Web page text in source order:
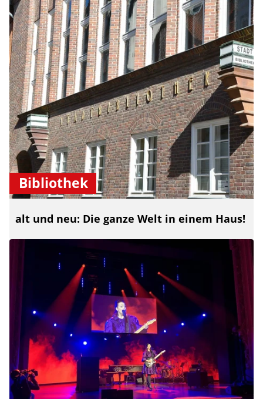
Bibliothek
alt und neu: Die ganze Welt in einem Haus!